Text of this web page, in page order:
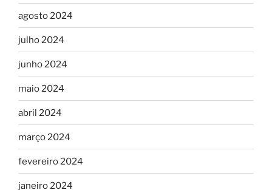
agosto 2024
julho 2024
junho 2024
maio 2024
abril 2024
março 2024
fevereiro 2024
janeiro 2024